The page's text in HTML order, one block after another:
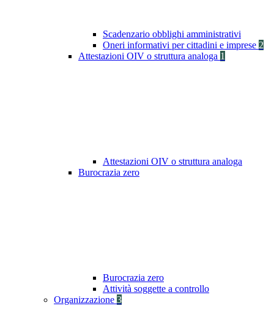
Scadenzario obblighi amministrativi
Oneri informativi per cittadini e imprese 2
Attestazioni OIV o struttura analoga 1
Attestazioni OIV o struttura analoga
Burocrazia zero
Burocrazia zero
Attività soggette a controllo
Organizzazione 3